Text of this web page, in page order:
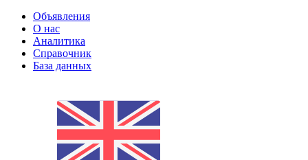
Объявления
О нас
Аналитика
Справочник
База данных